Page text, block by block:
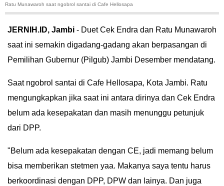
TEKNOLOGI
OTOMOTIF
OLAHRAGA
HIBURAN
IN
DEPTH
Ratu Munawaroh saat ngobrol santai di Cafe Hellosapa
JERNIH.ID, Jambi - Duet Cek Endra dan Ratu Munawaroh
saat ini semakin digadang-gadang akan berpasangan di
Pemilihan Gubernur (Pilgub) Jambi Desember mendatang.
Saat ngobrol santai di Cafe Hellosapa, Kota Jambi. Ratu
mengungkapkan jika saat ini antara dirinya dan Cek Endra
belum ada kesepakatan dan masih menunggu petunjuk
dari DPP.
"Belum ada kesepakatan dengan CE, jadi memang belum
bisa memberikan stetmen yaa. Makanya saya tentu harus
berkoordinasi dengan DPP, DPW dan lainya. Dan juga